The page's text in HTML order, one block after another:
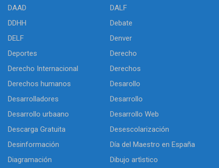
DAAD
DALF
DDHH
Debate
DELF
Denver
Deportes
Derecho
Derecho Internacional
Derechos
Derechos humanos
Desarollo
Desarrolladores
Desarrollo
Desarrollo urbaano
Desarrollo Web
Descarga Gratuita
Desescolarización
Desinformación
Día del Maestro en España
Diagramación
Dibujo artìstico